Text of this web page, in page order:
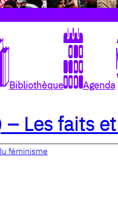
Bibliothèque Agenda
Les faits
féminisme